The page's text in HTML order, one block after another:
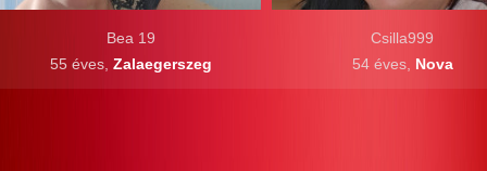
Bea 19
55 éves, Zalaegerszeg
Csilla999
54 éves, Nova